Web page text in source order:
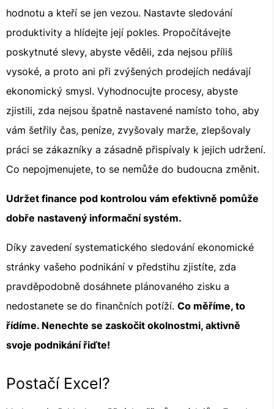
hodnotu a kteří se jen vezou. Nastavte sledování
produktivity a hlídejte její pokles. Propočítávejte
poskytnuté slevy, abyste věděli, zda nejsou příliš
vysoké, a proto ani při zvýšených prodejích nedávají
ekonomický smysl. Vyhodnocujte procesy, abyste
zjistili, zda nejsou špatně nastavené namísto toho, aby
vám šetřily čas, peníze, zvyšovaly marže, zlepšovaly
práci se zákazníky a zásadně přispívaly k jejich udržení.
Co nepojmenujete, to se nemůže do budoucna změnit.
Udržet finance pod kontrolou vám efektivně pomůže
dobře nastavený informační systém.
Díky zavedení systematického sledování ekonomické
stránky vašeho podnikání v předstihu zjistíte, zda
pravděpodobně dosáhnete plánovaného zisku a
nedostanete se do finančních potíží. Co měříme, to
řídíme. Nenechte se zaskočit okolnostmi, aktivně
svoje podnikání řiďte!
Postačí Excel?